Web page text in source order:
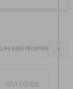
07/17/2026